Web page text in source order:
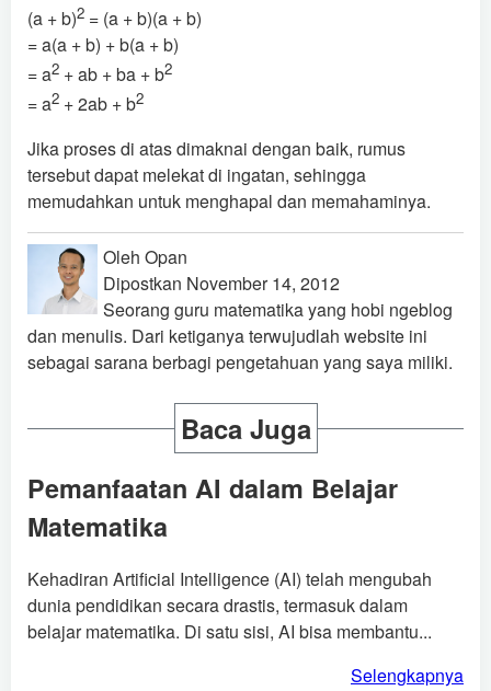
(a + b)2 = (a + b)(a + b)
= a(a + b) + b(a + b)
= a2 + ab + ba + b2
= a2 + 2ab + b2
Jika proses di atas dimaknai dengan baik, rumus
tersebut dapat melekat di ingatan, sehingga
memudahkan untuk menghapal dan memahaminya.
Oleh Opan
Dipostkan November 14, 2012
Seorang guru matematika yang hobi ngeblog
dan menulis. Dari ketiganya terwujudlah website ini
sebagai sarana berbagi pengetahuan yang saya miliki.
Baca Juga
Pemanfaatan AI dalam Belajar
Matematika
Kehadiran Artificial Intelligence (AI) telah mengubah
dunia pendidikan secara drastis, termasuk dalam
belajar matematika. Di satu sisi, AI bisa membantu...
Selengkapnya